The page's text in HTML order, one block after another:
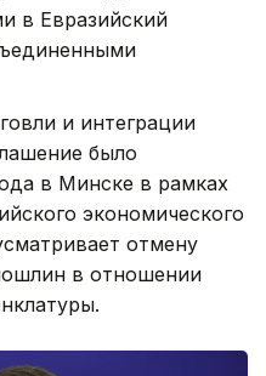
в Евразийский
и интеграции
было
в Минске в рамках
экономического
отмену
в отношении